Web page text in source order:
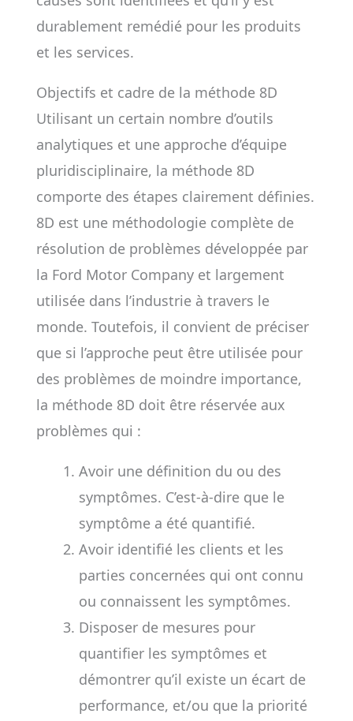
durablement remédié pour les produits
et les services.
Objectifs et cadre de la méthode 8D
Utilisant un certain nombre d’outils
analytiques et une approche d’équipe
pluridisciplinaire, la méthode 8D
comporte des étapes clairement définies.
8D est une méthodologie complète de
résolution de problèmes développée par
la Ford Motor Company et largement
utilisée dans l’industrie à travers le
monde. Toutefois, il convient de préciser
que si l’approche peut être utilisée pour
des problèmes de moindre importance,
la méthode 8D doit être réservée aux
problèmes qui :
Avoir une définition du ou des
symptômes. C’est-à-dire que le
symptôme a été quantifié.
Avoir identifié les clients et les
parties concernées qui ont connu
ou connaissent les symptômes.
Disposer de mesures pour
quantifier les symptômes et
démontrer qu’il existe un écart de
performance, et/ou que la priorité